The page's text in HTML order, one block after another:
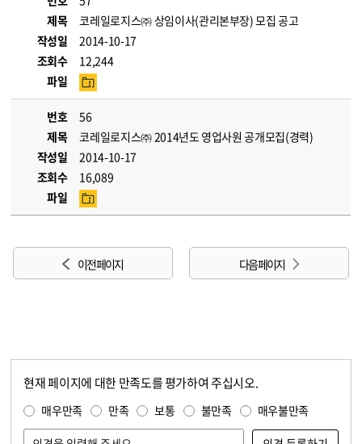
제목
코레일로지스㈜ 상임이사(관리본부장) 모집 공고
작성일
2014-10-17
조회수
12,244
파일
번호
56
제목
코레일로지스㈜ 2014년도 영업사원 공개모집(경력)
작성일
2014-10-17
조회수
16,089
파일
이전 페이지 다음 페이지
현재 페이지에 대한 만족도를 평가하여 주십시오.
매우만족 만족 보통 불만족 매우불만족